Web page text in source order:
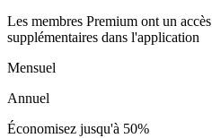
Les membres Premium ont un
supplémentaires dans l'application
Mensuel
Annuel
Économisez jusqu'à 50%